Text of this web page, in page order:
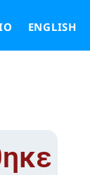
ENGLISH